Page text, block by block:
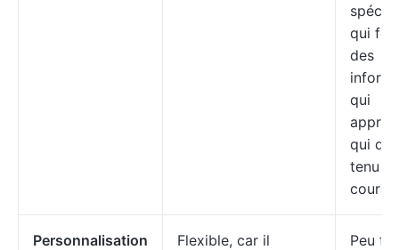
qui
des
qui
qui
tenu au
Personnalisation Flexible, car il Peu